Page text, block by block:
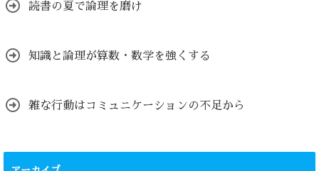
読書の夏で論理を磨け
知識と論理が算数・数学を強くする
雑な行動はコミュニケーションの不足から